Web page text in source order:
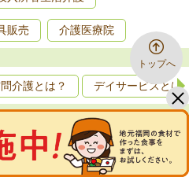
トップへ
販売 介護医療院
介護とは？ デイサービスとは
担額、ケア… 家庭菜園で作っ